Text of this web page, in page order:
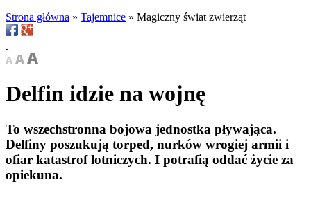
Strona główna » Tajemnice » Magiczny świat zwierząt
Delfin idzie na wojnę
To wszechstronna bojowa jednostka pływająca.
Delfiny poszukują torped, nurków wrogiej armii i
ofiar katastrof lotniczych. I potrafią oddać życie za
opiekuna.